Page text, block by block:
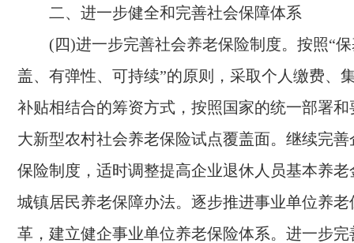
二、进一步健全和完善社会保障体系
(四)进一步完善社会养老保险制度。 按照“
盖、有弹性、可持续”的原则，采取个人缴费、
补贴相结合的筹资方式，按照国家的统一部署
大新型农村社会养老保险试点覆盖面。继续完
保险制度，适时调整提高企业退休人员基本养
城镇居民养老保障办法。逐步推进事业单位养老
革，建立健企事业单位养老保险体系。进一步